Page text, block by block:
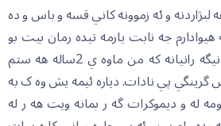
لبژاردنه و ئه زموونه کاني قسه و باس و ده
جه نابت يارمه تيده رمان بيت بو
دووپات کردنه وه ي ئه و نيگه رانيانه که من ماوه ي 2ساله هه ستم
گرينگي پي نادات. دياره ئيمه يش وه ک به
له و ديموکرات گه ر بمانه ويت هه ر له